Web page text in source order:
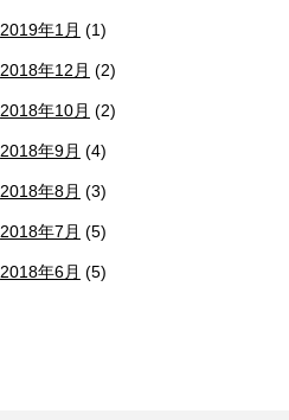
2019年1月 (1)
2018年12月 (2)
2018年10月 (2)
2018年9月 (4)
2018年8月 (3)
2018年7月 (5)
2018年6月 (5)